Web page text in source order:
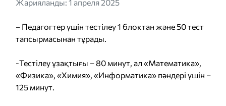
Жарияланды: 1 апреля 2025
– Педагогтер үшін тестілеу 1 блоктан және 50 тест
тапсырмасынан тұрады.
-Тестілеу ұзақтығы – 80 минут, ал «Математика»,
«Физика», «Химия», «Информатика» пәндері үшін –
125 минут.